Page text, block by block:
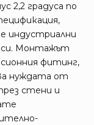
2,2 градуса по
индустриални
Монтажът
фитинг,
нуждата от
стени и